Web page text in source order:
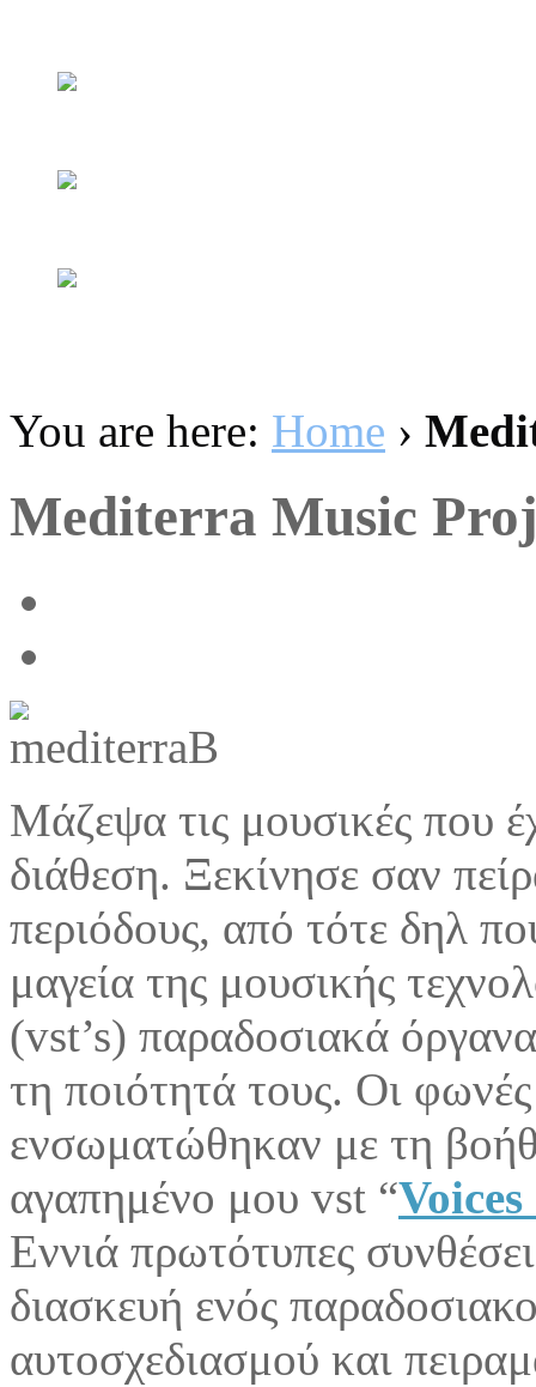
You are here: Home ›
Mediterra Music
Mάζεψα τις μουσικές που
διάθεση. Ξεκίνησε σαν
περιόδους, από τότε δηλ
μαγεία της μουσικής
(vst’s) παραδοσιακά
τη ποιότητά τους. Oι
ενσωματώθηκαν με τη
αγαπημένο μου vst “
Εννιά πρωτότυπες
διασκευή ενός
αυτοσχεδιασμού και